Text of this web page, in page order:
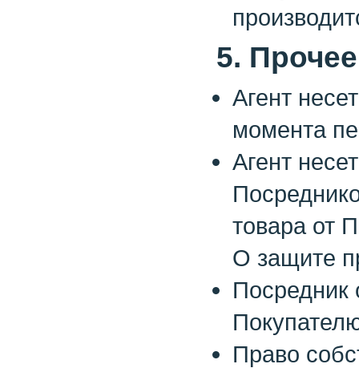
5. Прочее
Агент
момента
Агент
товара от
О защите
Посредник
Право